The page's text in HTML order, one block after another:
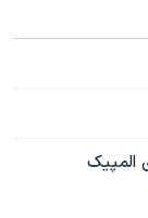
المپیک